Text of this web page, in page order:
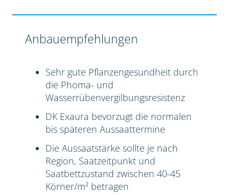
Anbauempfehlungen
Sehr gute Pflanzengesundheit durch
die Phoma- und
Wasserrübenvergilbungsresistenz
DK Exaura bevorzugt die normalen
bis späteren Aussaattermine
Die Aussaatstärke sollte je nach
Region, Saatzeitpunkt und
Saatbettzustand zwischen 40-45
Körner/m² betragen